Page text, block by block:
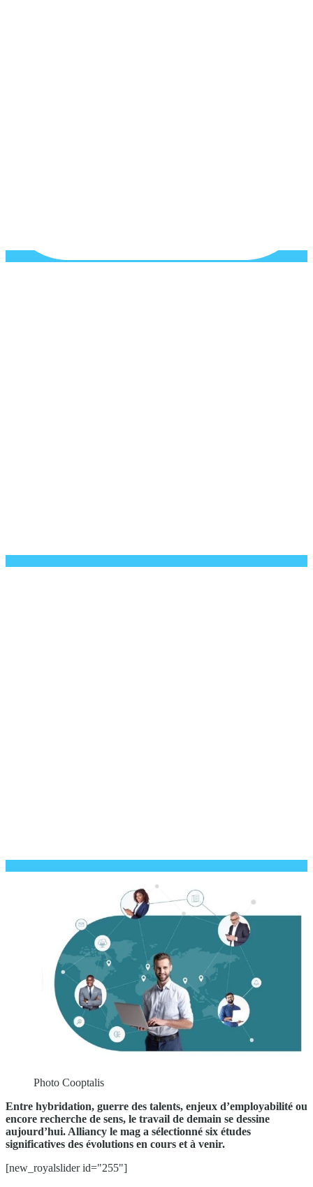
Photo Cooptalis
Entre hybridation, guerre des talents, enjeux d’employabilité ou
encore recherche de sens, le travail de demain se dessine
aujourd’hui. Alliancy le mag a sélectionné six études
significatives des évolutions en cours et à venir.
[new_royalslider id="255"]